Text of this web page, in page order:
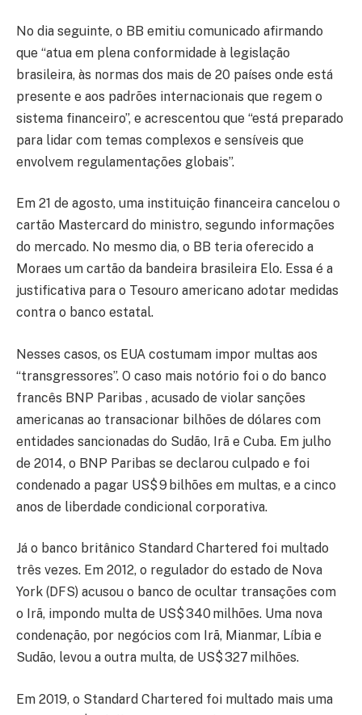
No dia seguinte, o BB emitiu comunicado afirmando
que “atua em plena conformidade à legislação
brasileira, às normas dos mais de 20 países onde está
presente e aos padrões internacionais que regem o
sistema financeiro”, e acrescentou que “está preparado
para lidar com temas complexos e sensíveis que
envolvem regulamentações globais”.
Em 21 de agosto, uma instituição financeira cancelou o
cartão Mastercard do ministro, segundo informações
do mercado. No mesmo dia, o BB teria oferecido a
Moraes um cartão da bandeira brasileira Elo. Essa é a
justificativa para o Tesouro americano adotar medidas
contra o banco estatal.
Nesses casos, os EUA costumam impor multas aos
“transgressores”. O caso mais notório foi o do banco
francês BNP Paribas , acusado de violar sanções
americanas ao transacionar bilhões de dólares com
entidades sancionadas do Sudão, Irã e Cuba. Em julho
de 2014, o BNP Paribas se declarou culpado e foi
condenado a pagar US$ 9 bilhões em multas, e a cinco
anos de liberdade condicional corporativa.
Já o banco britânico Standard Chartered foi multado
três vezes. Em 2012, o regulador do estado de Nova
York (DFS) acusou o banco de ocultar transações com
o Irã, impondo multa de US$ 340 milhões. Uma nova
condenação, por negócios com Irã, Mianmar, Líbia e
Sudão, levou a outra multa, de US$ 327 milhões.
Em 2019, o Standard Chartered foi multado mais uma